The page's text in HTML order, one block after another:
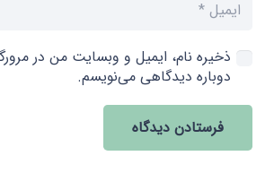
ذخیره نام، ایمیل و وبسایت من در
دوباره دیدگاهی می‌نویسم.
فرستادن دیدگاه